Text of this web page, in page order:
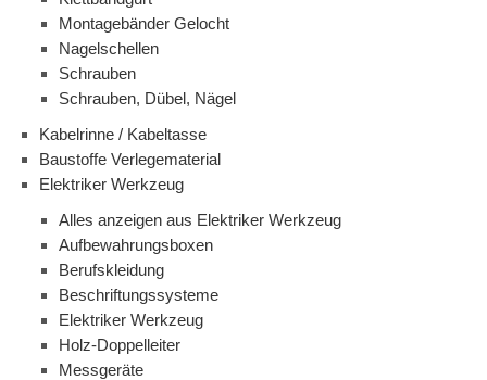
Montagebänder Gelocht
Nagelschellen
Schrauben
Schrauben, Dübel, Nägel
Kabelrinne / Kabeltasse
Baustoffe Verlegematerial
Elektriker Werkzeug
Alles anzeigen aus Elektriker Werkzeug
Aufbewahrungsboxen
Berufskleidung
Beschriftungssysteme
Elektriker Werkzeug
Holz-Doppelleiter
Messgeräte